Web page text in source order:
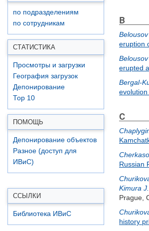
по подразделениям
по сотрудникам
СТАТИСТИКА
Просмотры и загрузки
География загрузок
Депонирование
Top 10
ПОМОЩЬ
Депонирование объектов
Разное (доступ для
ИВиС)
ССЫЛКИ
Библиотека ИВиС
B
eruption
erupted
Bergal-
C
Russian
Kimura
Prague,
history